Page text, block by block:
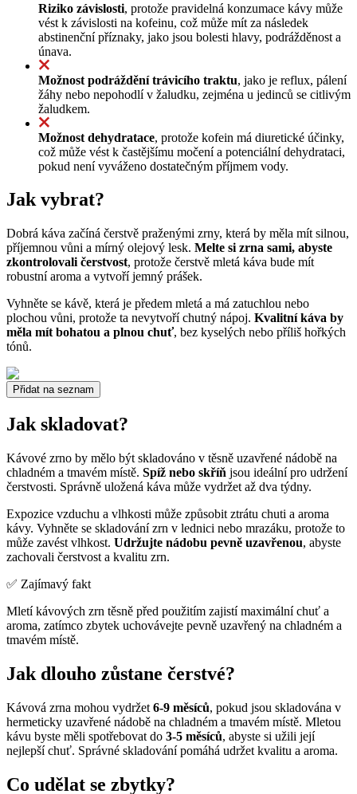
Riziko závislosti, protože pravidelná konzumace kávy může
vést k závislosti na kofeinu, což může mít za následek
abstinenční příznaky, jako jsou bolesti hlavy, podrážděnost a
únava.
Možnost podráždění trávicího traktu, jako je reflux, pálení
žáhy nebo nepohodlí v žaludku, zejména u jedinců se citlivým
žaludkem.
Možnost dehydratace, protože kofein má diuretické účinky,
což může vést k častějšímu močení a potenciální dehydrataci,
pokud není vyváženo dostatečným příjmem vody.
Jak vybrat?
Dobrá káva začíná čerstvě praženými zrny, která by měla mít silnou,
příjemnou vůni a mírný olejový lesk. Melte si zrna sami, abyste
zkontrolovali čerstvost, protože čerstvě mletá káva bude mít
robustní aroma a vytvoří jemný prášek.
Vyhněte se kávě, která je předem mletá a má zatuchlou nebo
plochou vůni, protože ta nevytvoří chutný nápoj. Kvalitní káva by
měla mít bohatou a plnou chuť, bez kyselých nebo příliš hořkých
tónů.
Přidat na seznam
Jak skladovat?
Kávové zrno by mělo být skladováno v těsně uzavřené nádobě na
chladném a tmavém místě. Spíž nebo skříň jsou ideální pro udržení
čerstvosti. Správně uložená káva může vydržet až dva týdny.
Expozice vzduchu a vlhkosti může způsobit ztrátu chuti a aroma
kávy. Vyhněte se skladování zrn v lednici nebo mrazáku, protože to
může zavést vlhkost. Udržujte nádobu pevně uzavřenou, abyste
zachovali čerstvost a kvalitu zrn.
✅ Zajímavý fakt
Mletí kávových zrn těsně před použitím zajistí maximální chuť a
aroma, zatímco zbytek uchovávejte pevně uzavřený na chladném a
tmavém místě.
Jak dlouho zůstane čerstvé?
Kávová zrna mohou vydržet 6-9 měsíců, pokud jsou skladována v
hermeticky uzavřené nádobě na chladném a tmavém místě. Mletou
kávu byste měli spotřebovat do 3-5 měsíců, abyste si užili její
nejlepší chuť. Správné skladování pomáhá udržet kvalitu a aroma.
Co udělat se zbytky?